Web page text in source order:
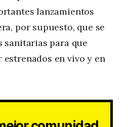
lanzamientos
por supuesto, que se
sanitarias para que
en vivo y en